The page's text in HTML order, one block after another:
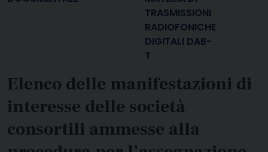
TRASMISSIONI
RADIOFONICHE
DIGITALI DAB-
T
Elenco delle manifestazioni di
interesse delle società
consortili ammesse alla